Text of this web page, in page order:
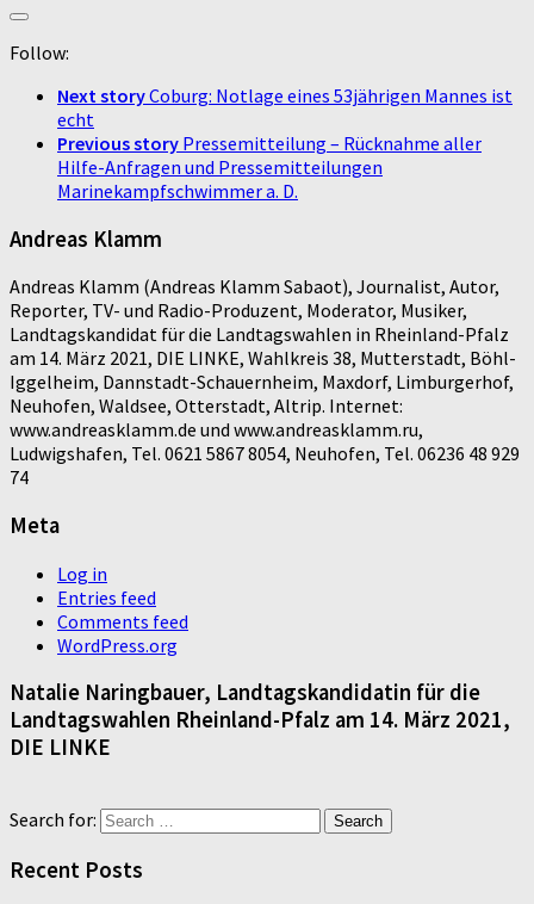
Follow:
Next storyCoburg: Notlage eines 53jährigen Mannes ist
echt
Previous story Pressemitteilung – Rücknahme aller
Hilfe-Anfragen und Pressemitteilungen
Marinekampfschwimmer a. D.
Andreas Klamm
Andreas Klamm (Andreas Klamm Sabaot), Journalist, Autor,
Reporter, TV- und Radio-Produzent, Moderator, Musiker,
Landtagskandidat für die Landtagswahlen in Rheinland-Pfalz
am 14. März 2021, DIE LINKE, Wahlkreis 38, Mutterstadt, Böhl-
Iggelheim, Dannstadt-Schauernheim, Maxdorf, Limburgerhof,
Neuhofen, Waldsee, Otterstadt, Altrip. Internet:
www.andreasklamm.de und www.andreasklamm.ru,
Ludwigshafen, Tel. 0621 5867 8054, Neuhofen, Tel. 06236 48 929
74
Meta
Log in
Entries feed
Comments feed
WordPress.org
Natalie Naringbauer, Landtagskandidatin für die
Landtagswahlen Rheinland-Pfalz am 14. März 2021,
DIE LINKE
Search for:
Recent Posts